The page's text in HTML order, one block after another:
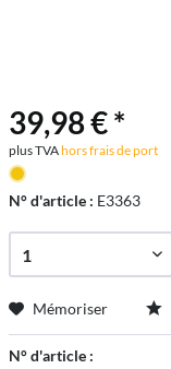
39,98 € *
plus TVAhors frais de port
N° d'article : E3363
Mémoriser
N° d'article :